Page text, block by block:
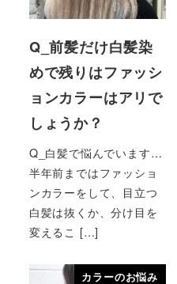
Q_前髪だけ白髪染
めで残りはファッシ
ョンカラーはアリで
しょうか？
Q_白髪で悩んでいます…
半年前まではファッショ
ンカラーをして、目立つ
白髪は抜くか、分け目を
変えるこ […]
カラーのお悩み